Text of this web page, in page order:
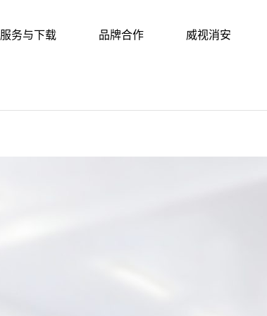
服务与下载 品牌合作 威视消安